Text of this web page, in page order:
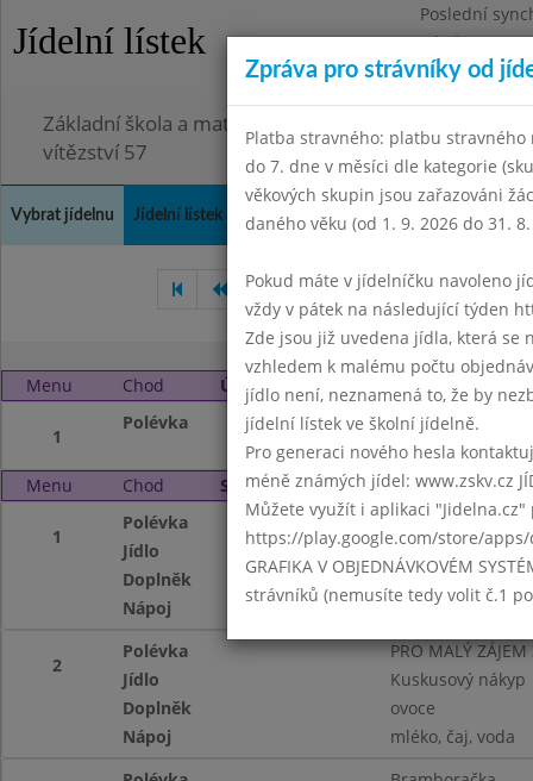
Jídelní lístek
Poslední
Pátek
Omezení
Základní škola a mateřská škola Chodov, Praha 4,
vítězství 57
Vybrat jídelnu Jídelní lístek Historie Kontakty a informace
Březen 2018 Duben 2018
Menu Chod Úterý 1. 5. 2018 (11:40 - 14:00)
1
Polévka Státní svátek
Menu Chod Středa 2. 5. 2018 (11:40 - 14:00)
1
Polévka
Bramboračka
Jídlo
Kynuté buchty s
Doplněk
ovoce
Nápoj
mléko, čaj, voda
2
Polévka
PRO MALÝ ZÁJEM
Jídlo
Kuskusový nákyp
Doplněk
ovoce
Nápoj
mléko, čaj, voda
Zpráva pro strávníky od
Platba stravného: platbu stravného
do 7. dne v měsíci dle kategorie
věkových skupin jsou zařazováni
daného věku (od 1. 9. 2026 do 31.
Pokud máte v jídelníčku navoleno
vždy v pátek na následující týden
Zde jsou již uvedena jídla, která se
vzhledem k malému počtu
jídlo není, neznamená to, že by
jídelní lístek ve školní jídelně.
Pro generaci nového hesla
méně známých jídel: www.zskv.cz
Můžete využít i aplikaci
https://play.google.com/store/
GRAFIKA V OBJEDNÁVKOVÉM
strávníků (nemusíte tedy volit č.1